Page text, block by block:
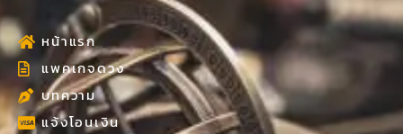
หน้าแรก
แพคเกจดวง
บทความ
แจ้งโอนเงิน